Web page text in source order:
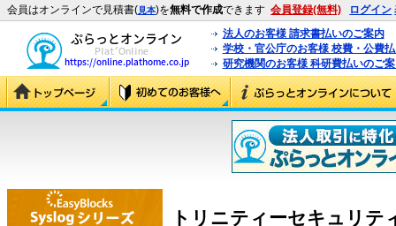
会員はオンラインで見積書(見本)を無料で作成できます 会員登録(無料) ログイン
法人のお客様 請求書払いのご案内
学校・官公庁のお客様 校費・公費
研究機関のお客様 科研費払いのご
トリニティーセキュリテ